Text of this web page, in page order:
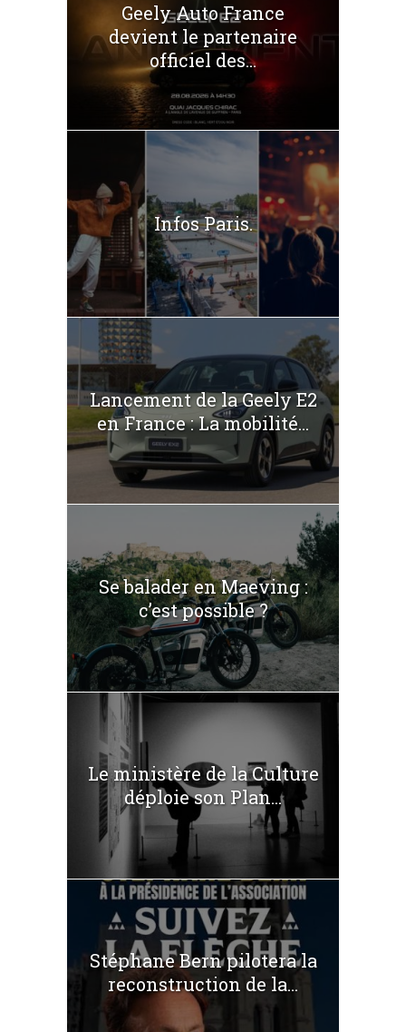
Geely Auto France
devient le partenaire
officiel des...
Infos Paris.
Lancement de la Geely E2
en France : La mobilité...
Se balader en Maeving :
c’est possible ?
Le ministère de la Culture
déploie son Plan...
Stéphane Bern pilotera la
reconstruction de la...